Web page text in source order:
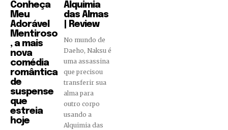
Conheça
Meu
Adorável
Mentiroso
, a mais
nova
comédia
romântica
de
suspense
que
estreia
hoje
Alquimia
das Almas
| Review
No mundo de
Daeho, Naksu é
uma assassina
que precisou
transferir sua
alma para
outro corpo
usando a
Alquimia das